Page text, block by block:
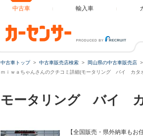
中古車 輸入車
中古車トップ 中古車販売店検索 岡山県の中古車販売店
ｍｉｗａちゃんさんのクチコミ詳細(モータリング バイ カタ
モータリング バイ
【全国販売・県外納車もお